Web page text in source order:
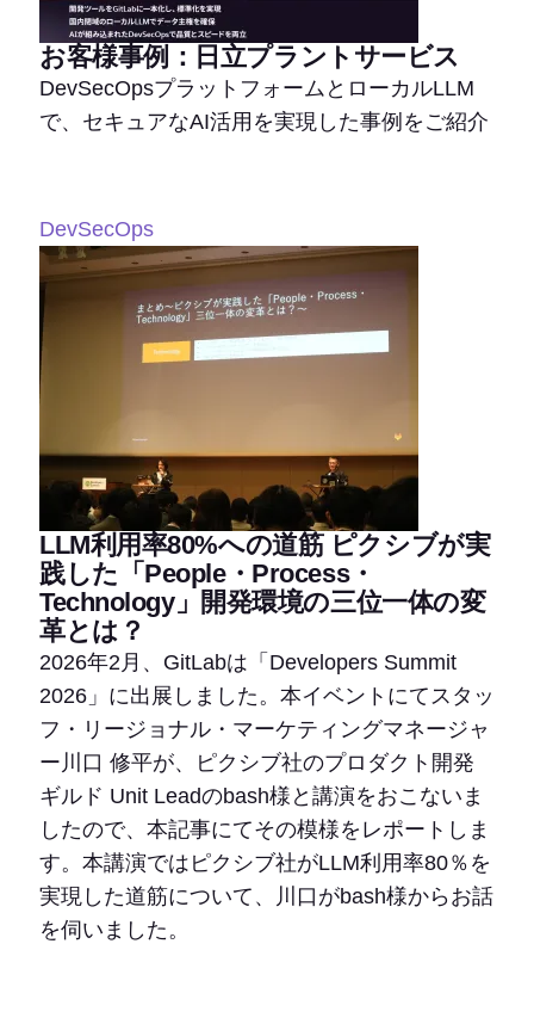
お客様事例：日立プラントサービス
DevSecOpsプラットフォームとローカルLLM
で、セキュアなAI活用を実現した事例をご紹介
DevSecOps
LLM利用率80%への道筋 ピクシブが実
践した「People・Process・
Technology」開発環境の三位一体の変
革とは？
2026年2月、GitLabは「Developers Summit
2026」に出展しました。本イベントにてスタッ
フ・リージョナル・マーケティングマネージャ
ー川口 修平が、ピクシブ社のプロダクト開発
ギルド Unit Leadのbash様と講演をおこないま
したので、本記事にてその模様をレポートしま
す。本講演ではピクシブ社がLLM利用率80％を
実現した道筋について、川口がbash様からお話
を伺いました。